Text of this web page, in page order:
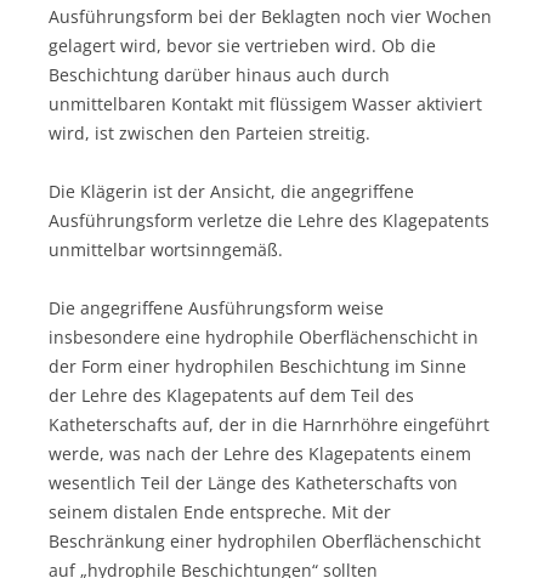
Ausführungsform bei der Beklagten noch vier Wochen
gelagert wird, bevor sie vertrieben wird. Ob die
Beschichtung darüber hinaus auch durch
unmittelbaren Kontakt mit flüssigem Wasser aktiviert
wird, ist zwischen den Parteien streitig.
Die Klägerin ist der Ansicht, die angegriffene
Ausführungsform verletze die Lehre des Klagepatents
unmittelbar wortsinngemäß.
Die angegriffene Ausführungsform weise
insbesondere eine hydrophile Oberflächenschicht in
der Form einer hydrophilen Beschichtung im Sinne
der Lehre des Klagepatents auf dem Teil des
Katheterschafts auf, der in die Harnrhöhre eingeführt
werde, was nach der Lehre des Klagepatents einem
wesentlich Teil der Länge des Katheterschafts von
seinem distalen Ende entspreche. Mit der
Beschränkung einer hydrophilen Oberflächenschicht
auf „hydrophile Beschichtungen“ sollten